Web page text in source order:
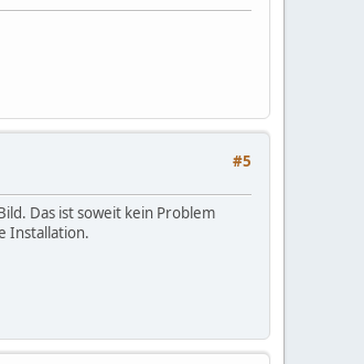
#5
Das ist soweit kein Problem
Installation.